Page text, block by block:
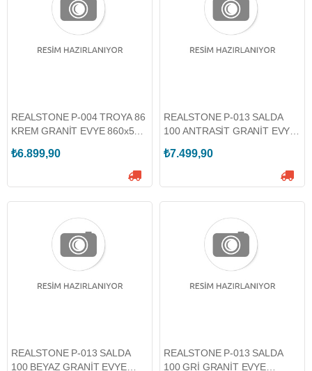
REALSTONE P-004 TROYA 86
KREM GRANİT EVYE 860x500
₺6.899,90
REALSTONE P-013 SALDA
100 ANTRASİT GRANİT EVYE
013-A)
₺7.499,90
REALSTONE P-013 SALDA
100 BEYAZ GRANİT EVYE
REALSTONE P-013 SALDA
100 GRİ GRANİT EVYE